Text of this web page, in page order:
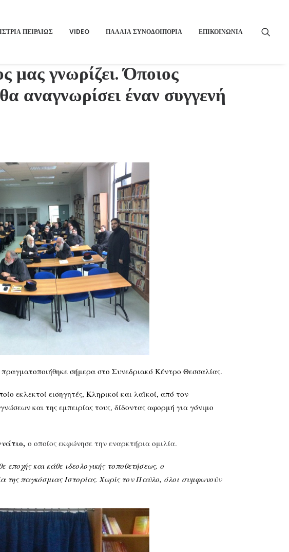
ΠΕΙΡΑΙΏΣ VIDEO ΠΑΛΑΙΑ ΣΥΝΟΔΟΙΠΟΡΙΑ ΕΠΙΚΟΙΝΩΝΙΑ
μας γνωρίζει. Όποιος
αναγνωρίσει έναν συγγενή
σήμερα στο Συνεδριακό Κέντρο Θεσσαλίας.
εκλεκτοί εισηγητές, Κληρικοί και λαϊκοί, από τον
και της εμπειρίας τους, δίδοντας αφορμή για γόνιμο
ο οποίος εκφώνησε την εναρκτήρια ομιλία.
εποχήςκαι κάθε ιδεολογικής τοποθετήσεως, ο
της παγκόσμιαςΙστορίας. Χωρίς τον Παύλο, όλοι συμφωνούν